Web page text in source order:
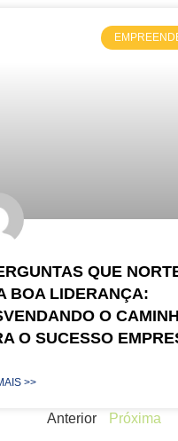
QUE
BOA LIDERANÇA:
O
O SUCESSO
>>
Anterior Próxima